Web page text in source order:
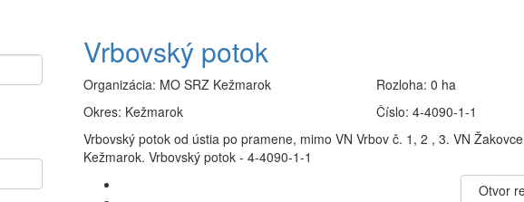
Vrbovský potok
Organizácia: MO SRZ Kežmarok
Okres: Kežmarok
Rozloha:0 ha
Číslo:4-4090-1-1
Vrbovský potok od ústia po pramene, mimo VN Vrbov č. 1, 2 , 3. VN
Kežmarok. Vrbovský potok - 4-4090-1-1
Otvor